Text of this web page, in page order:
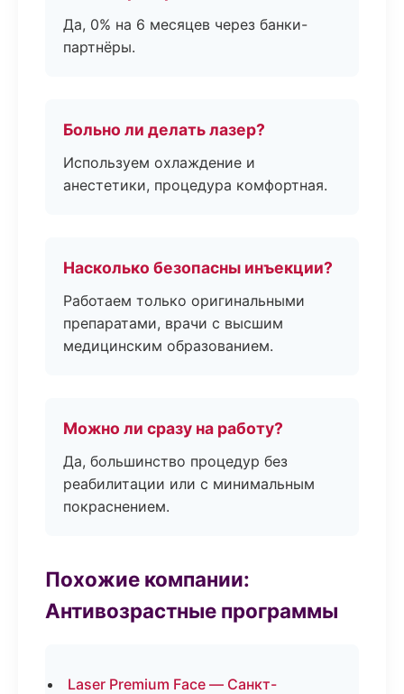
Да, 0% на 6 месяцев через банки-
партнёры.
Больно ли делать лазер?
Используем охлаждение и
анестетики, процедура комфортная.
Насколько безопасны инъекции?
Работаем только оригинальными
препаратами, врачи с высшим
медицинским образованием.
Можно ли сразу на работу?
Да, большинство процедур без
реабилитации или с минимальным
покраснением.
Похожие компании:
Антивозрастные программы
Laser Premium Face — Санкт-